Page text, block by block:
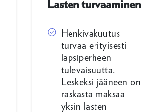
Lasten turvaaminen
Henkivakuutus
turvaa erityisesti
lapsiperheen
tulevaisuutta.
Leskeksi jääneen on
raskasta maksaa
yksin lasten